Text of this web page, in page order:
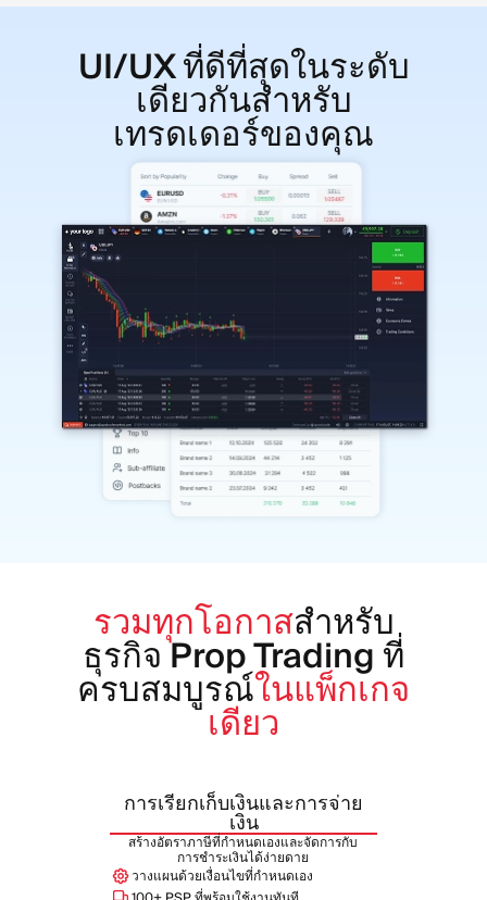
UI/UX ที่ดีที่สุดในระดับ
เดียวกันสำหรับ
เทรดเดอร์ของคุณ
รวมทุกโอกาสสำหรับ
ธุรกิจ Prop Trading ที่
ครบสมบูรณ์ในแพ็กเกจ
เดียว
การเรียกเก็บเงินและการจ่าย
เงิน
สร้างอัตราภาษีที่กำหนดเองและจัดการกับ
การชำระเงินได้ง่ายดาย
วางแผนด้วยเงื่อนไขที่กำหนดเอง